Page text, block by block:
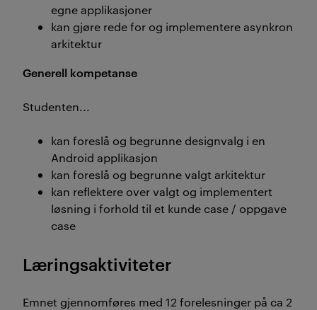
egne applikasjoner
kan gjøre rede for og implementere asynkron
arkitektur
Generell kompetanse
Studenten...
kan foreslå og begrunne designvalg i en
Android applikasjon
kan foreslå og begrunne valgt arkitektur
kan reflektere over valgt og implementert
løsning i forhold til et kunde case / oppgave
case
Læringsaktiviteter
Emnet gjennomføres med 12 forelesninger på ca 2